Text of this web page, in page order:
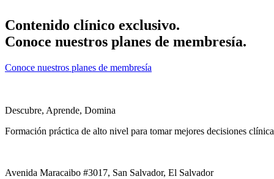
Contenido clínico exclusivo.
Conoce nuestros planes de membresía.
Conoce nuestros planes de membresía
Descubre, Aprende, Domina
Formación práctica de alto nivel para tomar mejores decisiones
Avenida Maracaibo #3017, San Salvador, El Salvador